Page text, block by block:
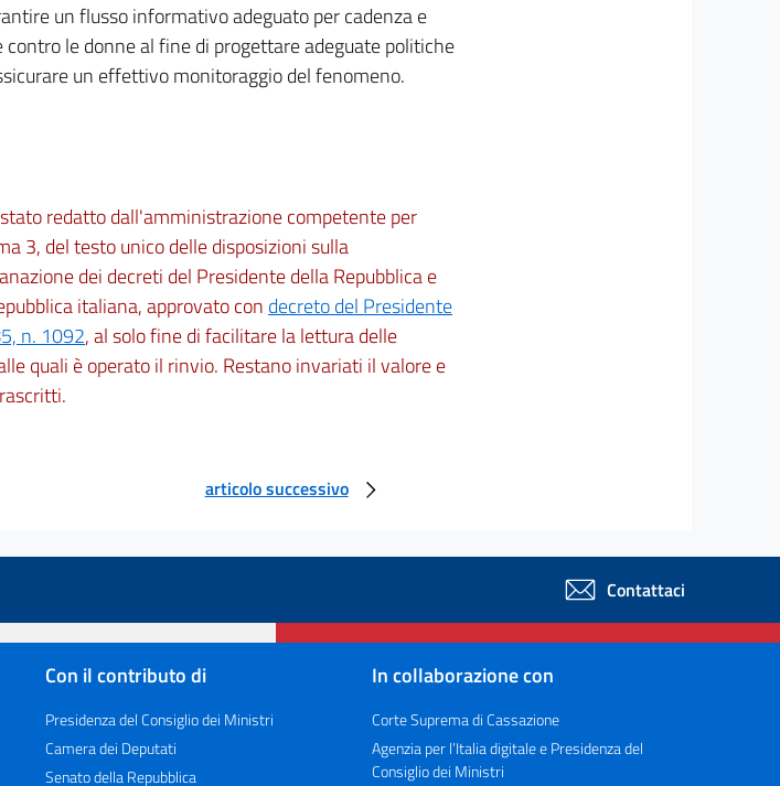
un flusso informativo adeguato per cadenza e
le donne al fine di progettare adeguate politiche
un effettivo monitoraggio del fenomeno.
redatto dall'amministrazione competente per
3, del testo unico delle disposizioni sulla
dei decreti del Presidente della Repubblica e
italiana, approvato con decreto del Presidente
n. 1092, al solo fine di facilitare la lettura delle
quali è operato il rinvio. Restano invariati il valore e
articolo successivo
Contattaci
Con il contributo di
Presidenza del Consiglio dei Ministri
Camera dei Deputati
Senato della Repubblica
In collaborazione con
Corte Suprema di Cassazione
Agenzia per l’Italia digitale e Presidenza del
Consiglio dei Ministri